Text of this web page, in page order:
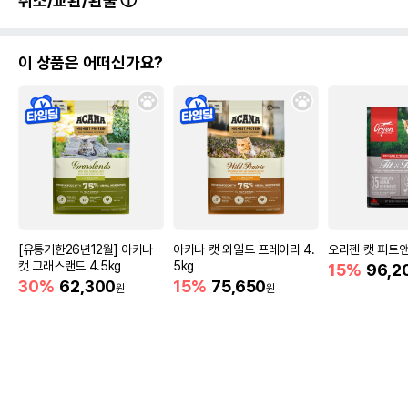
이 상품은 어떠신가요?
[유통기한26년12월] 아카나
캣 그래스랜드 4.5kg
30% 62,300원
아카나 캣 와일드 프레이리 4.
5kg
15% 75,650원
오리젠 캣 피트
15%